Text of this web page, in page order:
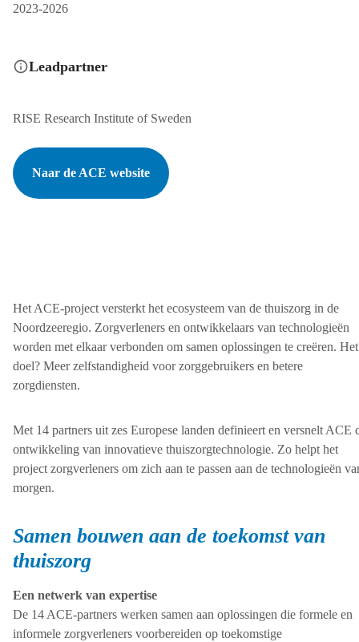
2023-2026
Leadpartner
RISE Research Institute of Sweden
Naar de ACE website
Het ACE-project versterkt het ecosysteem van de thuiszorg in de
Noordzeeregio. Zorgverleners en ontwikkelaars van technologieën
worden met elkaar verbonden om samen oplossingen te creëren. Het
doel? Meer zelfstandigheid voor zorggebruikers en betere
zorgdiensten.
Met 14 partners uit zes Europese landen definieert en versnelt ACE
ontwikkeling van innovatieve thuiszorgtechnologie. Zo helpt het
project zorgverleners om zich aan te passen aan de technologieën
morgen.
Samen bouwen aan de toekomst van
thuiszorg
Een netwerk van expertise
De 14 ACE-partners werken samen aan oplossingen die formele en
informele zorgverleners voorbereiden op toekomstige